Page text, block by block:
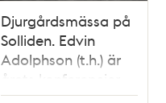
Djurgårdsmässa på
Solliden. Edvin
Adolphson (t.h.) är
årets konferencier.
Här ses han dansa